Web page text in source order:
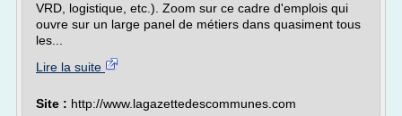
VRD, logistique, etc.). Zoom sur ce cadre d'emplois qui
ouvre sur un large panel de métiers dans quasiment tous
les...
Lire la suite
Site : http://www.lagazettedescommunes.com